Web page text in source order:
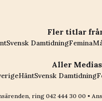
Fler titlar
Svensk DamtidningFemina
Aller
HäntSvensk Damtidning
ring 042 444 30 00 •